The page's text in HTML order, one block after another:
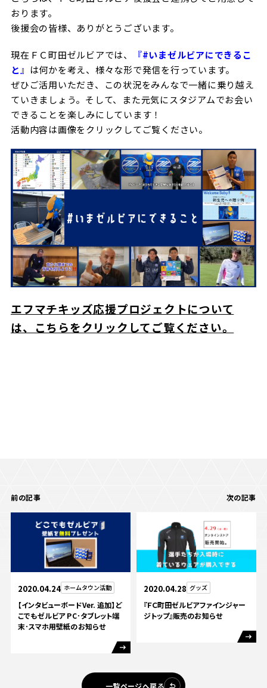
おります。
後援会の皆様、ありがとうございます。
現在ＦＣ町田ゼルビアでは、 『#いまゼルビアにできるこ
と 』 は何かを考え、様々な形で発信を行っています。
ぜひご活用いただき、この状況をみんなで一緒に乗り越え
ていきましょう。そして、また元気にスタジアムでお会い
できることを楽しみにしています！
活動内容は画像をクリックしてご覧ください。
エフマチキッズ応援プロジェクトについて
は、こちらをクリックしてご覧ください。
前の記事
2020.04.24 ホームタウン活動
【インタビューボードVer. 追加】ど
こでもゼルビア PC･タブレット端
末･スマホ用壁紙のお知らせ
次の記事
2020.04.28 グッズ
『ＦＣ町田ゼルビアファインジャー
ジトップ』販売のお知らせ
一覧ページへ戻る